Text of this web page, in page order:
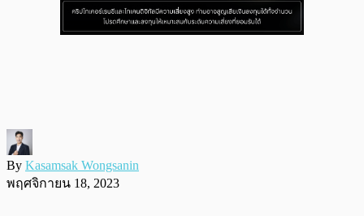
By Kasamsak Wongsanin
พฤศจิกายน 18, 2023